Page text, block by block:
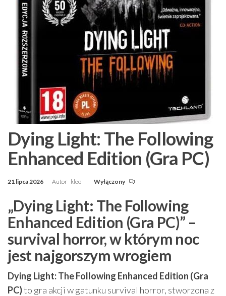
Dying Light: The Following
Enhanced Edition (Gra PC)
21 lipca 2026 Autor kleo Wyłączony
„Dying Light: The Following
Enhanced Edition (Gra PC)” –
survival horror, w którym noc
jest najgorszym wrogiem
Dying Light: The Following Enhanced Edition (Gra
PC)to gra akcji w gatunku survival horror, stworzona z